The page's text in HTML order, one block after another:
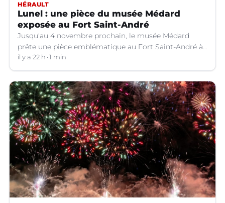
HÉRAULT
Lunel : une pièce du musée Médard
exposée au Fort Saint-André
Jusqu'au 4 novembre prochain, le musée Médard
prête une pièce emblématique au Fort Saint-André à
Villeneuve-lez-Avignon (Gard).
il y a 22 h 1 min